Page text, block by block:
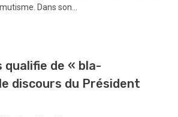
Dans son...
qualifie de « bla-
discours du Président